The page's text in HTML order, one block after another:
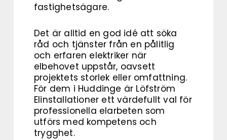
fastighetsägare.
Det är alltid en god idé att söka
råd och tjänster från en pålitlig
och erfaren elektriker när
elbehovet uppstår, oavsett
projektets storlek eller omfattning.
För dem i Huddinge är Löfström
Elinstallationer ett värdefullt val för
professionella elarbeten som
utförs med kompetens och
trygghet.